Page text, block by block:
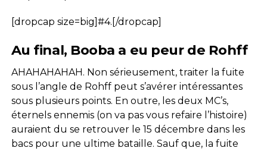
[dropcap size=big]#4.[/dropcap]
Au final, Booba a eu peur de Rohff
AHAHAHAHAH. Non sérieusement, traiter la fuite
sous l’angle de Rohff peut s’avérer intéressantes
sous plusieurs points. En outre, les deux MC’s,
éternels ennemis (on va pas vous refaire l’histoire)
auraient du se retrouver le 15 décembre dans les
bacs pour une ultime bataille. Sauf que, la fuite